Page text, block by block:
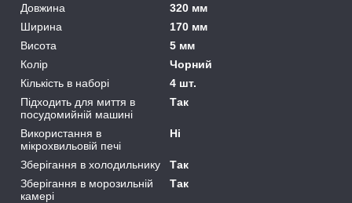
Довжина
320 мм
Ширина
170 мм
Висота
5 мм
Колір
Чорний
Кількість в наборі
4 шт.
Підходить для миття в
посудомийній машині
Так
Використання в
мікрохвильовій печі
Ні
Зберігання в холодильнику
Так
Зберігання в морозильній
камері
Так